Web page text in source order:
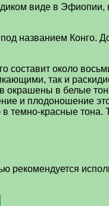
виде в
названием Конго.
около
так и
в белые
и плодоношение
красные тона.